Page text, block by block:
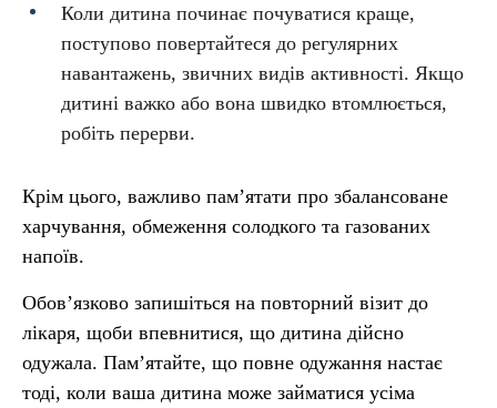
Коли дитина починає почуватися краще,
поступово повертайтеся до регулярних
навантажень, звичних видів активності. Якщо
дитині важко або вона швидко втомлюється,
робіть перерви.
Крім цього, важливо пам’ятати про збалансоване
харчування, обмеження солодкого та газованих
напоїв.
Обов’язково запишіться на повторний візит до
лікаря, щоби впевнитися, що дитина дійсно
одужала. Пам’ятайте, що повне одужання настає
тоді, коли ваша дитина може займатися усіма